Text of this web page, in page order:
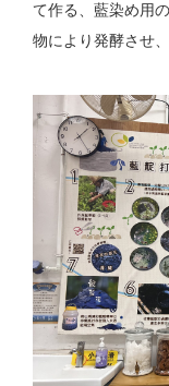
て作る、藍染め用
物により発酵させ